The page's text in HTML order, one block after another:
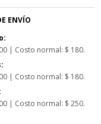
ENVÍO
| Costo normal: $ 180.
| Costo normal: $ 180.
| Costo normal: $ 250.